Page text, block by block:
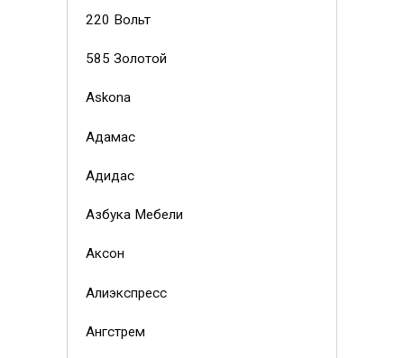
220 Вольт
585 Золотой
Askona
Адамас
Адидас
Азбука Мебели
Аксон
Алиэкспресс
Ангстрем